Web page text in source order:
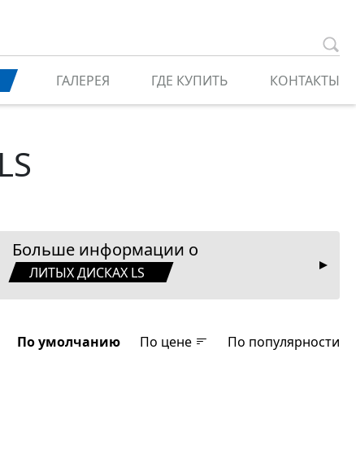
ГАЛЕРЕЯ ГДЕ КУПИТЬ КОНТАКТЫ
Больше информации о
ЛИТЫХ ДИСКАХ LS
По умолчанию По цене По популярности